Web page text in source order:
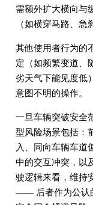
需额外扩大横向与
（如横穿马路、急
其他使用者行为的
定（如频繁变道、
劣天气下能见度低
意图不明的操作。
一旦车辆突破安全
型风险场景包括：
入、同向车辆车道
中的交互冲突，以
驶逻辑来看，维持
—— 后者作为公认